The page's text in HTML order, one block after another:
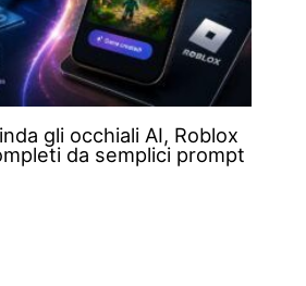
gli occhiali AI, Roblox
da semplici prompt